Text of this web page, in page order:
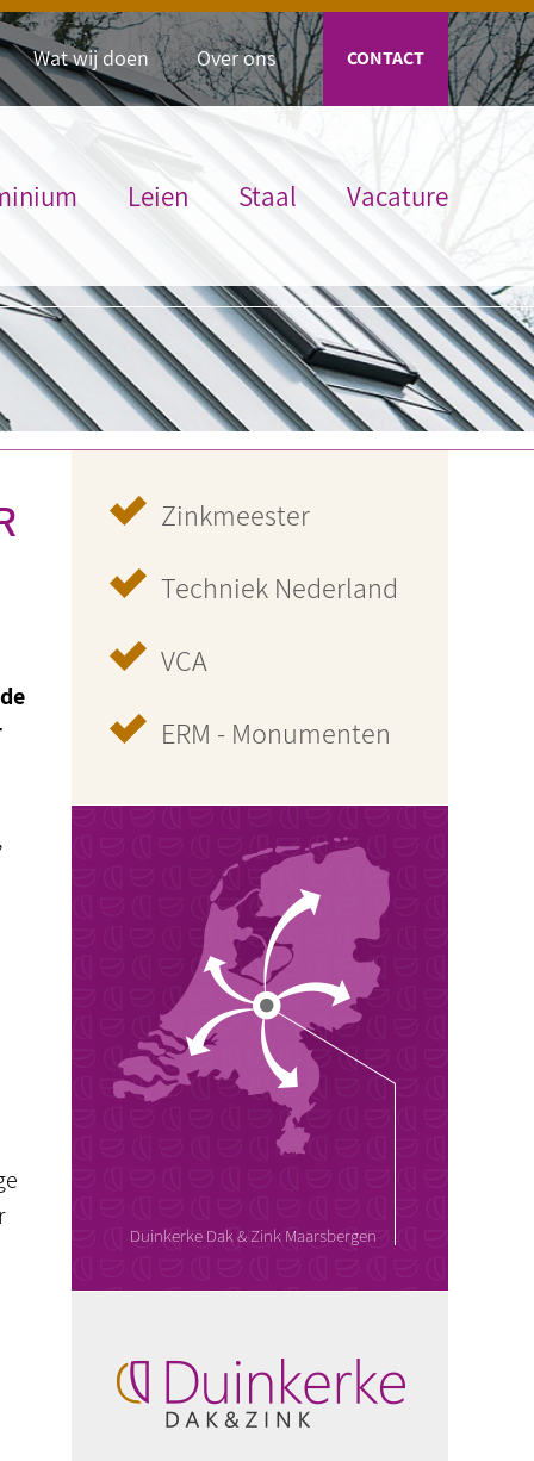
Wat wij doen Over ons CONTACT
Leien Staal Vacature
Zinkmeester
Techniek Nederland
VCA
ERM - Monumenten
Duinkerke Dak & Zink Maarsbergen